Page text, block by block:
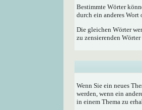
Bestimmte Wörter
durch ein anderes Wort
Die gleichen Wörter
zu zensierenden
Wenn Sie ein neues
werden, wenn ein
in einem Thema zu